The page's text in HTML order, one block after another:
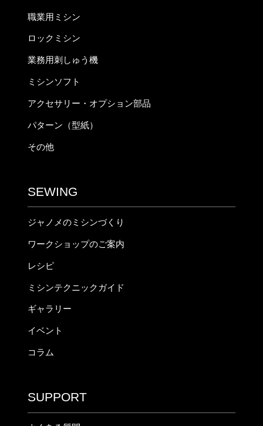
職業用ミシン
ロックミシン
業務用刺しゅう機
ミシンソフト
アクセサリー・オプション部品
パターン（型紙）
その他
SEWING
ジャノメのミシンづくり
ワークショップのご案内
レシピ
ミシンテクニックガイド
ギャラリー
イベント
コラム
SUPPORT